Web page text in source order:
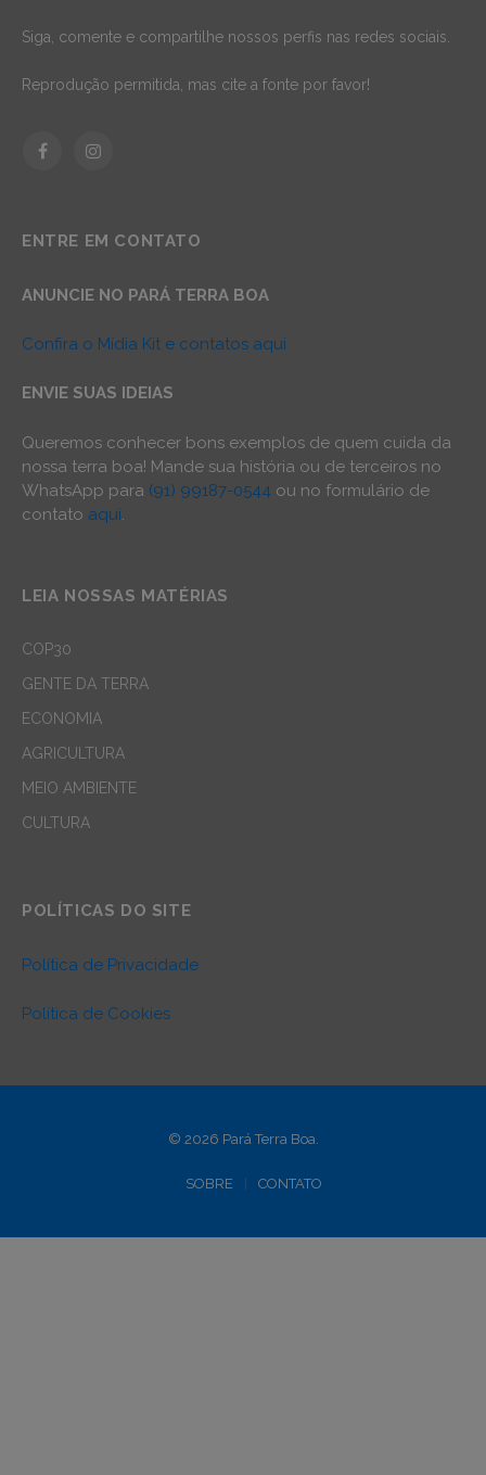
Siga, comente e compartilhe nossos perfis nas redes sociais.
Reprodução permitida, mas cite a fonte por favor!
FacebookInstagram
ENTRE EM CONTATO
ANUNCIE NO PARÁ TERRA BOA
Confira o Mídia Kit e contatos aqui
ENVIE SUAS IDEIAS
Queremos conhecer bons exemplos de quem cuida da
nossa terra boa! Mande sua história ou de terceiros no
WhatsApp para (91) 99187-0544 ou no formulário de
contato aqui
LEIA NOSSAS MATÉRIAS
COP30
GENTE DA TERRA
ECONOMIA
AGRICULTURA
MEIO AMBIENTE
CULTURA
POLÍTICAS DO SITE
Política de Privacidade
Política de Cookies
© 2026 Pará Terra Boa.
SOBRE CONTATO